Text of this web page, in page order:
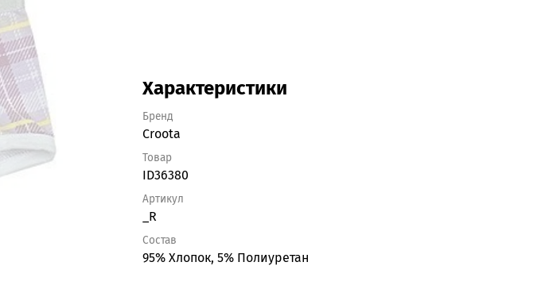
Характеристики
Бренд
Croota
Товар
ID36380
Артикул
_R
Состав
95% Хлопок, 5% Полиуретан